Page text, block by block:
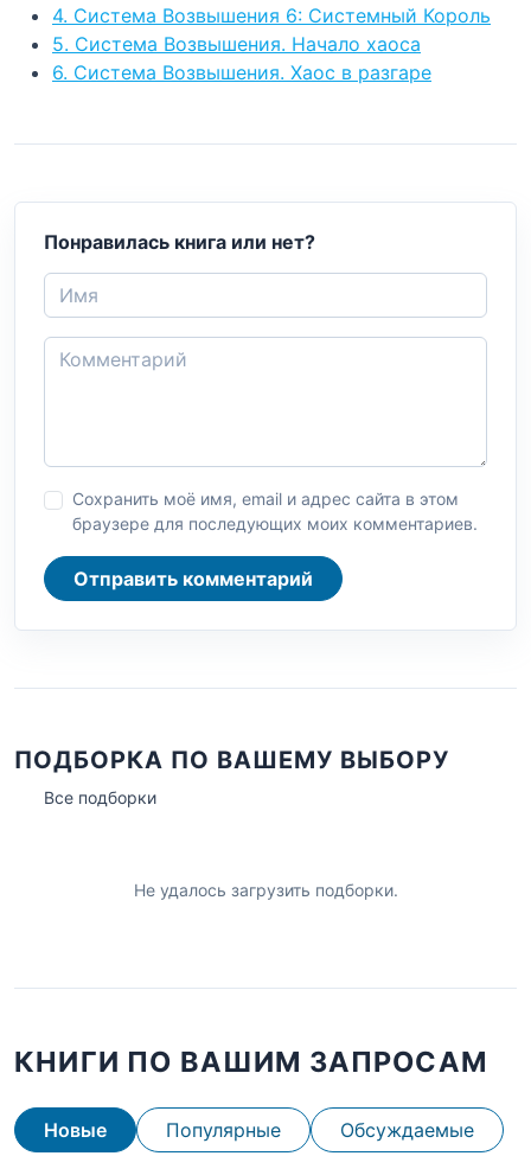
4. Система Возвышения 6: Системный Король
5. Система Возвышения. Начало хаоса
6. Система Возвышения. Хаос в разгаре
Понравилась книга или нет?
Сохранить моё имя, email и адрес сайта в этом
браузере для последующих моих комментариев.
Отправить комментарий
ПОДБОРКА ПО ВАШЕМУ ВЫБОРУ
Все подборки
Не удалось загрузить подборки.
КНИГИ ПО ВАШИМ ЗАПРОСАМ
Новые Популярные Обсуждаемые